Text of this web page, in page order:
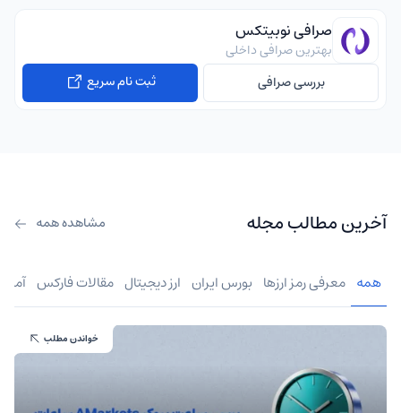
صرافی نوبیتکس
بهترین صرافی داخلی
بررسی صرافی
ثبت نام سریع
آخرین مطالب مجله مشاهده همه
همه معرفی رمز ارزها بورس ایران ارز دیجیتال مقالات فارکس
خواندن مطلب